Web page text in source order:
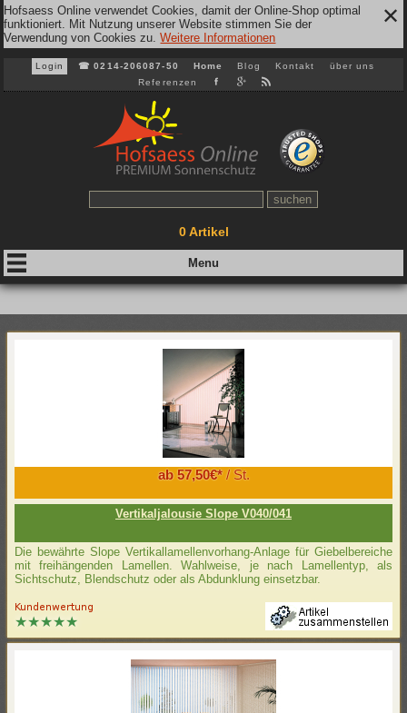
Hofsaess Online verwendet Cookies, damit der Online-Shop optimal
funktioniert. Mit Nutzung unserer Website stimmen Sie der
Verwendung von Cookies zu.Weitere Informationen
✕
Login ☎0214-206087-50 Home Blog Kontakt
über uns
Referenzen
0Artikel
ab 57,50€*/ St.
Vertikaljalousie Slope V040/041
Die bewährte Slope Vertikallamellenvorhang-Anlage für Giebelbereiche
mit freihängenden Lamellen. Wahlweise, je nach Lamellentyp, als
Sichtschutz, Blendschutz oder als Abdunklung einsetzbar.